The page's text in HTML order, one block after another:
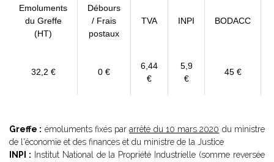
Emoluments
du Greffe
(HT)
Débours
/ Frais
postaux
TVA INPI BODACC
32,2 € 0 €
6,44
€
5,9
€
45 €
Greffe : émoluments fixés pararrêté du 10 mars 2020 du ministre
de l'économie et des finances et du ministre de la Justice
INPI : Institut National de la Propriété Industrielle (somme reversée